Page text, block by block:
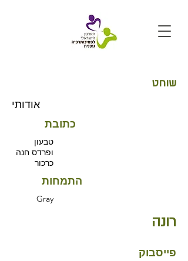
שוחט
אודותי
כתובת
טבעון
ופרדס חנה
כרכור
התמחות
Gray
רונה
פייסבוק